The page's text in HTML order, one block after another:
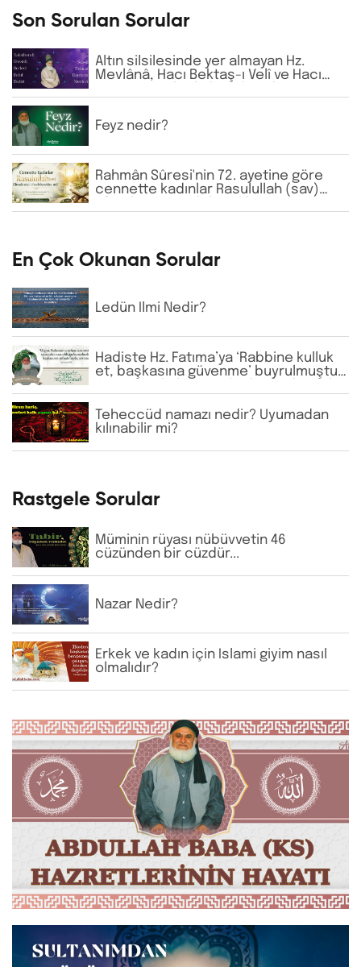
Son Sorulan Sorular
Altın silsilesinde yer almayan Hz.
Mevlânâ, Hacı Bektaş-ı Velî ve Hacı
ve Fâtiha okunmaktadır?
Feyz nedir?
Rahmân Sûresi'nin 72. ayetine göre
cennette kadınlar Rasulullah (sav)
En Çok Okunan Sorular
Ledün İlmi Nedir?
Hadiste Hz. Fatıma’ya ‘Rabbine kulluk
et, başkasına güvenme’ buyrulmuştur.
etmektedir. Bu anlayış doğru mudur?
Teheccüd namazı nedir? Uyumadan
kılınabilir mi?
Rastgele Sorular
Müminin rüyası nübüvvetin 46
cüzünden bir cüzdür...
Nazar Nedir?
Erkek ve kadın için İslami giyim nasıl
olmalıdır?